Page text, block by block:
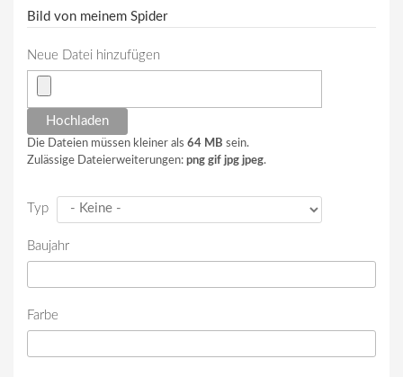
Bild von meinem Spider
Neue Datei hinzufügen
Die Dateien müssen kleiner als 64 MB sein.
Zulässige Dateierweiterungen: png gif jpg jpeg.
Typ
Baujahr
Farbe